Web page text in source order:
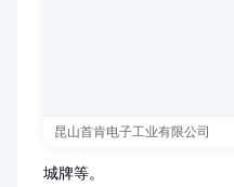
昆山首肯电子工业有限公司
城牌等。